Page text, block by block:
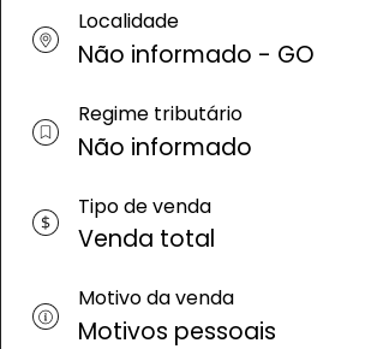
Localidade
Não informado - GO
Regime tributário
Não informado
Tipo de venda
Venda total
Motivo da venda
Motivos pessoais